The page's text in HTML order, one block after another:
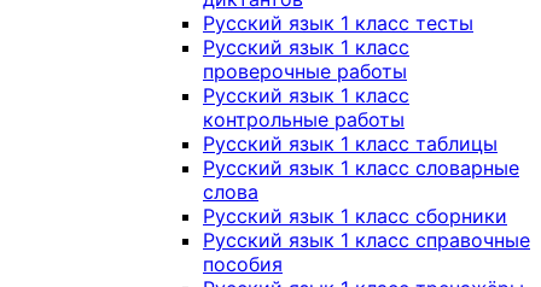
Русский язык 1 класс тесты
Русский язык 1 класс
проверочные работы
Русский язык 1 класс
контрольные работы
Русский язык 1 класс таблицы
Русский язык 1 класс словарные
слова
Русский язык 1 класс сборники
Русский язык 1 класс справочные
пособия